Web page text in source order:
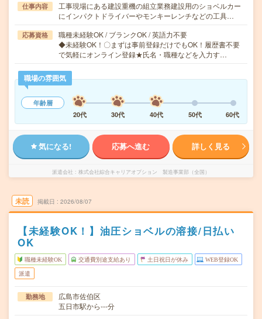
仕事内容
工事現場にある建設重機の組立業務建設用のショベルカー
にインパクトドライバーやモンキーレンチなどの工具…
応募資格
職種未経験OK / ブランクOK / 英語力不要
◆未経験OK！〇まずは事前登録だけでもOK！履歴書不要
で気軽にオンライン登録★氏名・職種などを入力す…
職場の雰囲気
年齢層
20代
30代 40代 50代 60代
気になる! 応募へ進む 詳しく見る
派遣会社 株式会社綜合キャリアオプション 製造事業部（全国）
未読 掲載日 2026/08/07
【未経験OK！】油圧ショベルの溶接/日払い
OK
職種未経験OK 交通費別途支給あり 土日祝日が休み WEB登録OK
派遣
勤務地
広島市佐伯区
五日市駅から---分